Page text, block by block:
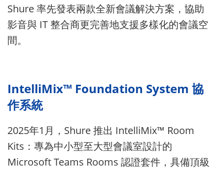
Shure 率先發表兩款全新會議解決方案，協助
影音與 IT 整合商更完善地支援多樣化的會議空
間。
IntelliMix™ Foundation System 協
作系統
2025年1月，Shure 推出 IntelliMix™ Room
Kits：專為中小型至大型會議室設計的
Microsoft Teams Rooms 認證套件，具備頂級